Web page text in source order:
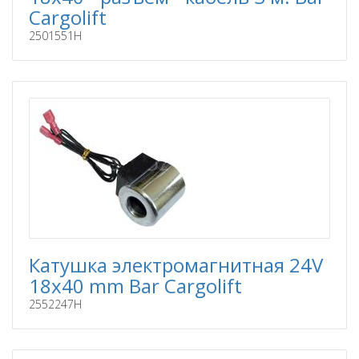
Cargolift
2501551H
Катушка электромагнитная 24V
18x40 mm Bar Cargolift
2552247H